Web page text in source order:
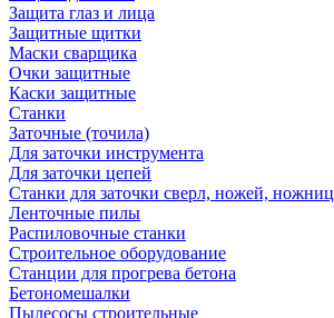
Защита глаз и лица
Защитные щитки
Маски сварщика
Очки защитные
Каски защитные
Станки
Заточные (точила)
Для заточки инструмента
Для заточки цепей
Станки для заточки сверл, ножей, ножниц
Ленточные пилы
Распиловочные станки
Строительное оборудование
Станции для прогрева бетона
Бетономешалки
Пылесосы строительные